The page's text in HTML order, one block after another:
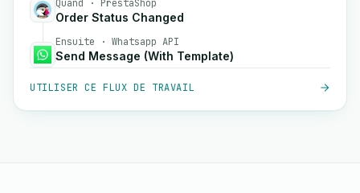
Quand · PrestaShop
Order Status Changed
Ensuite · Whatsapp API
Send Message (With Template)
UTILISER CE FLUX DE TRAVAIL